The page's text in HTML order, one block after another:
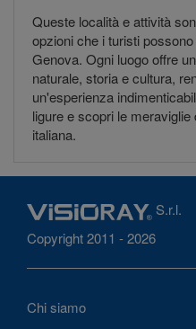
Queste località e attività
opzioni che i turisti
Genova. Ogni luogo offre
naturale, storia e cultura,
un'esperienza
ligure e scopri le
italiana.
S.r.l.
Copyright 2011 - 2026
Chi siamo